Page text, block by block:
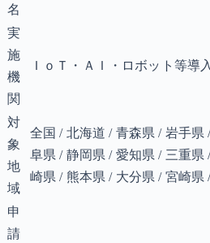
名
実
施
機
関
ＩｏＴ・ＡＩ・ロボット等導
対
象
地
域
全国 / 北海道 / 青森県 / 岩手
阜県 / 静岡県 / 愛知県 / 三重
崎県 / 熊本県 / 大分県 / 宮崎
申
請